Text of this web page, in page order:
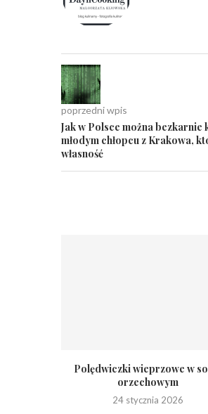
poprzedni wpis
Jak w Polsce można bezkarnie
młodym chłopcu z Krakowa,
własność
Polędwiczki wieprzowe w
orzechowym
24 stycznia 2026